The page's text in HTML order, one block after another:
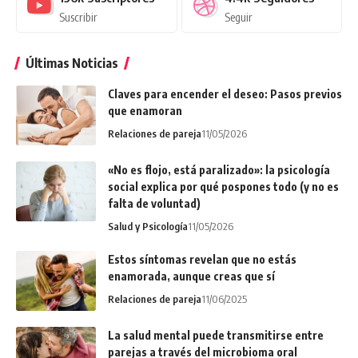
Suscribir Seguir
Últimas Noticias
Claves para encender el deseo: Pasos previos
que enamoran
Relaciones de pareja11/05/2026
«No es flojo, está paralizado»: la psicología
social explica por qué pospones todo (y no es
falta de voluntad)
Salud y Psicología11/05/2026
Estos síntomas revelan que no estás
enamorada, aunque creas que sí
Relaciones de pareja11/06/2025
La salud mental puede transmitirse entre
parejas a través del microbioma oral